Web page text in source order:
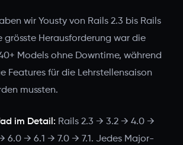
wir Yousty von Rails 2.3 bis Rails
grösste Herausforderung war die
Models ohne Downtime, während
Features für die Lehrstellensaison
mussten.
im Detail: Rails 2.3 → 3.2 → 4.0 →
6.0 → 6.1 → 7.0 → 7.1. Jedes Major-